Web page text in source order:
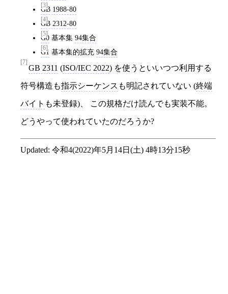
[3]
GB 1988-80
[4]
GB 2312-80
[5]
G0 基本集 94集合
[6]
G1 基本集的拡充 94集合
[7]
GB 2311 (ISO/IEC 2022) を使うといいつつ利用する
符号構造も指示シーケンス も明記されていない (終端
バイト も未登録)、 この規格だけ読んでも実装不能。
どうやって使われていたのだろうか?
Updated: 令和4(2022)年5月14日(土) 4時13分15秒